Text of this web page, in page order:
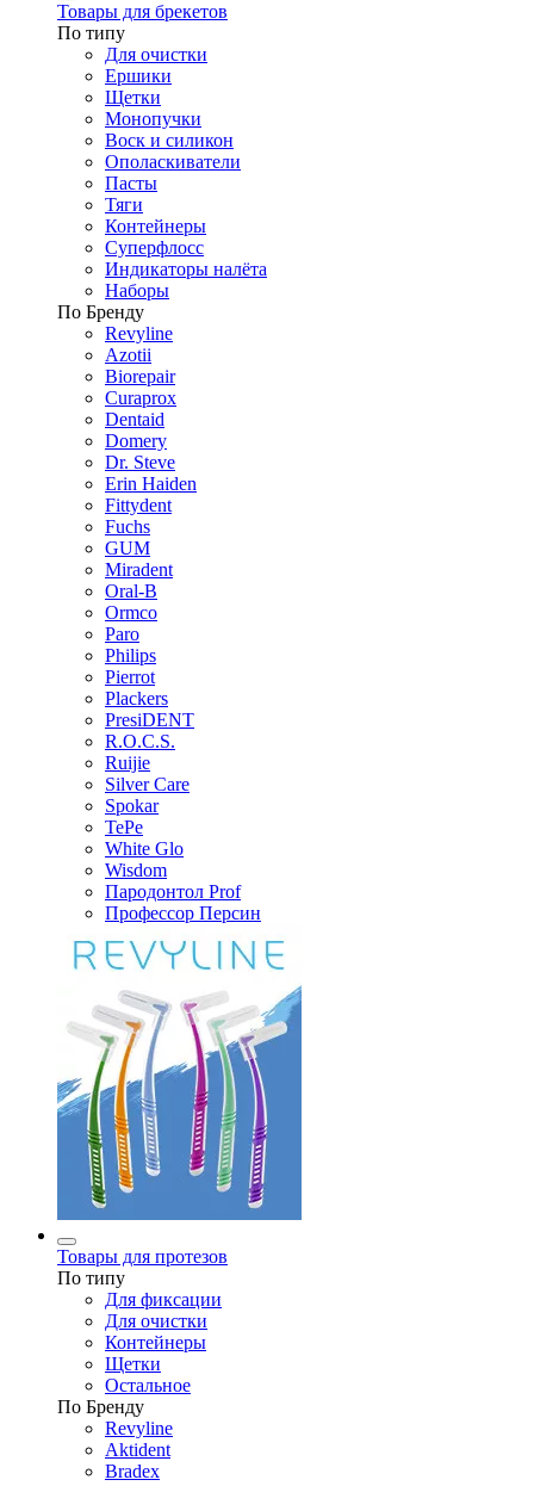
Товары для брекетов
По типу
Для очистки
Ершики
Щетки
Монопучки
Воск и силикон
Ополаскиватели
Пасты
Тяги
Контейнеры
Суперфлосс
Индикаторы налёта
Наборы
По Бренду
Revyline
Azotii
Biorepair
Curaprox
Dentaid
Domery
Dr. Steve
Erin Haiden
Fittydent
Fuchs
GUM
Miradent
Oral-B
Ormco
Paro
Philips
Pierrot
Plackers
PresiDENT
R.O.C.S.
Ruijie
Silver Care
Spokar
TePe
White Glo
Wisdom
Пародонтол Prof
Профессор Персин
Товары для протезов
По типу
Для фиксации
Для очистки
Контейнеры
Щетки
Остальное
По Бренду
Revyline
Aktident
Bradex